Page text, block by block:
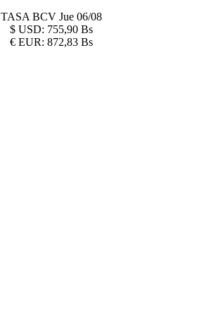
TASA BCV Jue 06/08
$ USD: 755,90 Bs
€ EUR: 872,83 Bs